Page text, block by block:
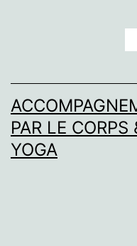
PAR LE CORPS
YOGA